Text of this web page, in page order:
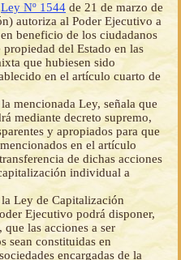
Ley Nº 1544 de 21 de marzo de
autoriza al Poder Ejecutivo a
beneficio de los ciudadanos
del Estado en las
que hubiesen sido
en el artículo cuarto de
mencionada Ley, señala que
mediante decreto supremo,
y apropiados para que
en el artículo
de dichas acciones
individual a
Ley de Capitalización
Ejecutivo podrá disponer,
las acciones a ser
sean constituidas en
encargadas de la